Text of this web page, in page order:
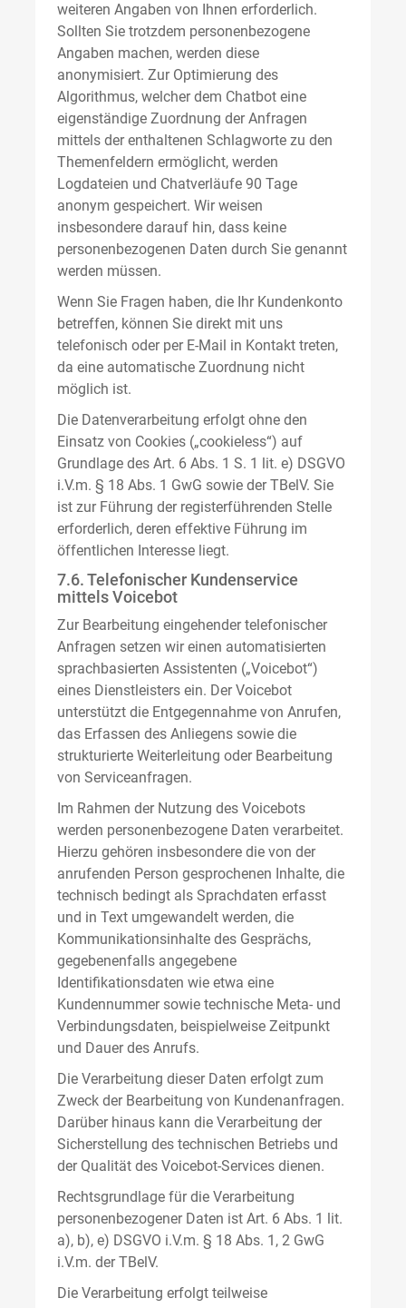
weiteren Angaben von Ihnen erforderlich.
Sollten Sie trotzdem personenbezogene
Angaben machen, werden diese
anonymisiert. Zur Optimierung des
Algorithmus, welcher dem Chatbot eine
eigenständige Zuordnung der Anfragen
mittels der enthaltenen Schlagworte zu den
Themenfeldern ermöglicht, werden
Logdateien und Chatverläufe 90 Tage
anonym gespeichert. Wir weisen
insbesondere darauf hin, dass keine
personenbezogenen Daten durch Sie genannt
werden müssen.
Wenn Sie Fragen haben, die Ihr Kundenkonto
betreffen, können Sie direkt mit uns
telefonisch oder per E-Mail in Kontakt treten,
da eine automatische Zuordnung nicht
möglich ist.
Die Datenverarbeitung erfolgt ohne den
Einsatz von Cookies („cookieless“) auf
Grundlage des Art. 6 Abs. 1 S. 1 lit. e) DSGVO
i.V.m. § 18 Abs. 1 GwG sowie der TBelV. Sie
ist zur Führung der registerführenden Stelle
erforderlich, deren effektive Führung im
öffentlichen Interesse liegt.
7.6. Telefonischer Kundenservice
mittels Voicebot
Zur Bearbeitung eingehender telefonischer
Anfragen setzen wir einen automatisierten
sprachbasierten Assistenten („Voicebot“)
eines Dienstleisters ein. Der Voicebot
unterstützt die Entgegennahme von Anrufen,
das Erfassen des Anliegens sowie die
strukturierte Weiterleitung oder Bearbeitung
von Serviceanfragen.
Im Rahmen der Nutzung des Voicebots
werden personenbezogene Daten verarbeitet.
Hierzu gehören insbesondere die von der
anrufenden Person gesprochenen Inhalte, die
technisch bedingt als Sprachdaten erfasst
und in Text umgewandelt werden, die
Kommunikationsinhalte des Gesprächs,
gegebenenfalls angegebene
Identifikationsdaten wie etwa eine
Kundennummer sowie technische Meta- und
Verbindungsdaten, beispielweise Zeitpunkt
und Dauer des Anrufs.
Die Verarbeitung dieser Daten erfolgt zum
Zweck der Bearbeitung von Kundenanfragen.
Darüber hinaus kann die Verarbeitung der
Sicherstellung des technischen Betriebs und
der Qualität des Voicebot-Services dienen.
Rechtsgrundlage für die Verarbeitung
personenbezogener Daten ist Art. 6 Abs. 1 lit.
a), b), e) DSGVO i.V.m. § 18 Abs. 1, 2 GwG
i.V.m. der TBelV.
Die Verarbeitung erfolgt teilweise